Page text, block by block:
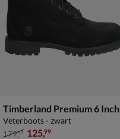
Timberland Premium 6 Inch
Veterboots - zwart
van € 179,99 voor € 125,99
179,99 125,99